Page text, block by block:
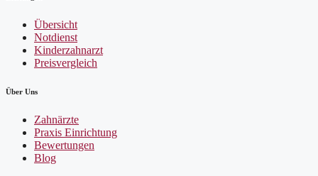
Übersicht
Notdienst
Kinderzahnarzt
Preisvergleich
Über Uns
Zahnärzte
Praxis Einrichtung
Bewertungen
Blog